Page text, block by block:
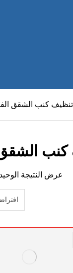
تنظيف كنب الشقق
الشقق
عرض النتيجة